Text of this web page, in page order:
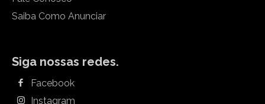
Saiba Como Anunciar
Siga nossas redes.
Facebook
Instagram